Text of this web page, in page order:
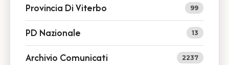
Provincia Di Viterbo 99
PD Nazionale 13
Archivio Comunicati 2237